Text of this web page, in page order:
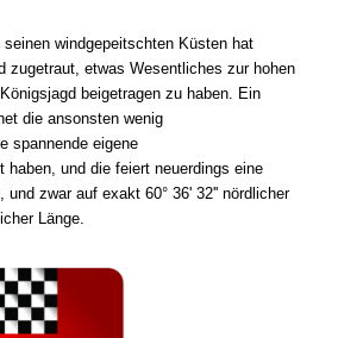
seinen windgepeitschten Küsten hat
zugetraut, etwas Wesentliches zur hohen
beigetragen zu haben. Ein
die ansonsten wenig
spannende eigene
haben, und die feiert neuerdings eine
und zwar auf exakt 60° 36' 32'' nördlicher
Länge.